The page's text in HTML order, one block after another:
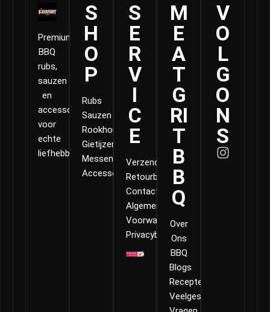
Premium
BBQ
rubs,
sauzen
en
accessoires
voor
echte
liefhebbers.
S
H
O
P
Rubs
Sauzen
Rookhout
Gietijzer
Messen
Accessoires
S
E
R
V
I
C
E
Verzending
Retourbeleid
Contact
Algemene
Voorwaarden
Privacybeleid
M
E
A
T
G
RI
T
B
B
Q
Over
Ons
BBQ
Blogs
Recepten
Veelgestelde
V
O
L
G
O
N
S